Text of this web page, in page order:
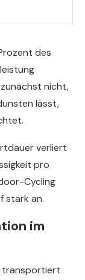
des
nicht,
lässt,
verliert
pro
Cycling
stark an.
im
transportiert